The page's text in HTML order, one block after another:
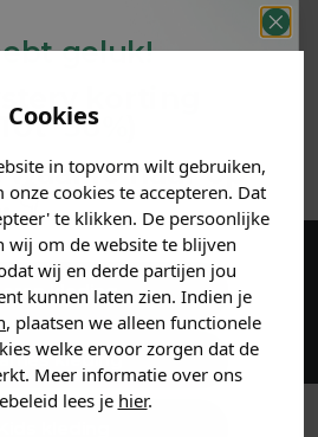
Cookies
in topvorm wilt gebruiken,
cookies te accepteren. Dat
te klikken. De persoonlijke
wij om de website te blijven
wij en derde partijen jou
kunnen laten zien. Indien je
, plaatsen we alleen functionele
welke ervoor zorgen dat de
Meer informatie over ons
lees je hier.
aan en ontvang 5%
eerste bestelling!
geluk!
-30%
waar je naar op
👇
kleding
kleding